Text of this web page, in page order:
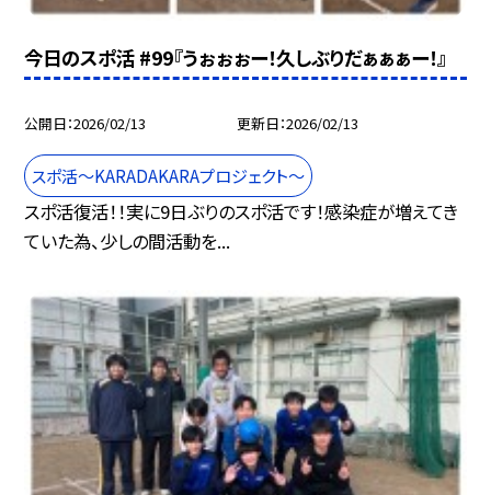
今日のスポ活 #99『うぉぉぉー！久しぶりだぁぁぁー！』
公開日 2026/02/13 更新日 2026/02/13
スポ活～KARADAKARAプロジェクト～
スポ活復活！！実に9日ぶりのスポ活です！感染症が増えてき
ていた為、少しの間活動を...